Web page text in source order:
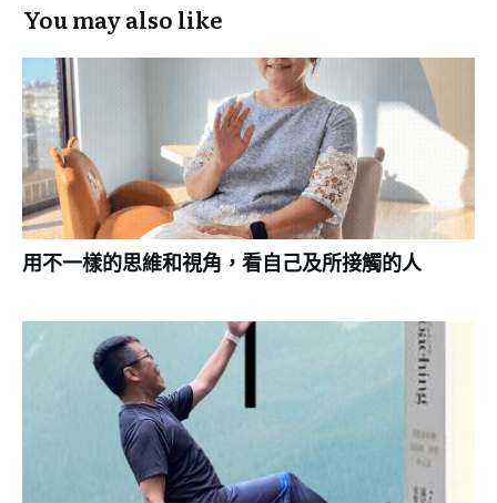
You may also like
用不一樣的思維和視角，看自己及所接觸的人